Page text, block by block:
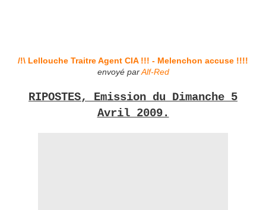
/!\ Lellouche Traitre Agent CIA !!! - Melenchon accuse !!!!
envoyé parAlf-Red
RIPOSTES, Emission du Dimanche 5
Avril 2009.